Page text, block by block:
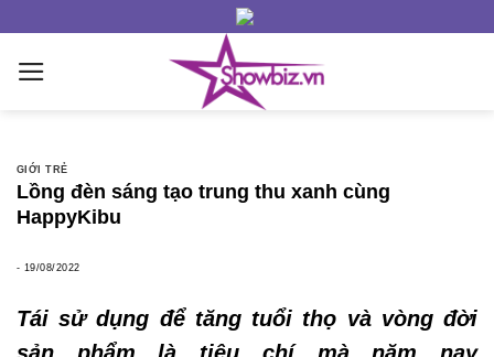
content
GIỚI TRẺ
Lồng đèn sáng tạo trung thu xanh cùng
HappyKibu
- 19/08/2022
Tái sử dụng để tăng tuổi thọ và vòng đời